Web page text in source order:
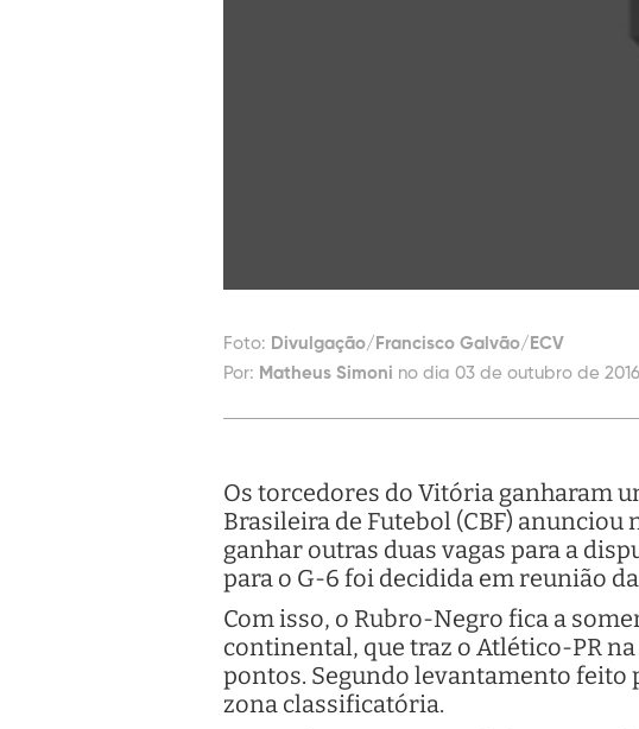
Foto: Divulgação/Francisco Galvão/ECV
Por: Matheus Simoni no dia 03 de outubro de
Os torcedores do Vitória ganharam
Brasileira de Futebol (CBF)
ganhar outras duas vagas para a
para o G-6 foi decidida em reunião
Com isso, o Rubro-Negro fica a
continental, que traz o Atlético-PR
pontos. Segundo levantamento feito
zona classificatória.